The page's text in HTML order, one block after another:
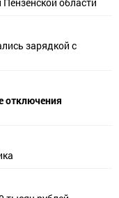
зарядкой с
отключения